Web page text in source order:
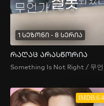
1 სეზონი - 8 სერია
რაღაც არასწორია
IMDB:6.4